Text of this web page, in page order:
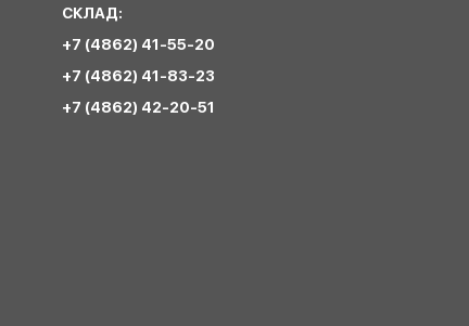
СКЛАД:
+7 (4862) 41-55-20
+7 (4862) 41-83-23
+7 (4862) 42-20-51